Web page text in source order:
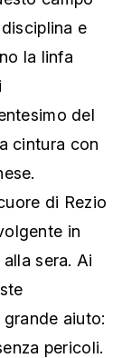
e
la linfa
del
cintura con
di Rezio
in
sera. Ai
aiuto:
pericoli.